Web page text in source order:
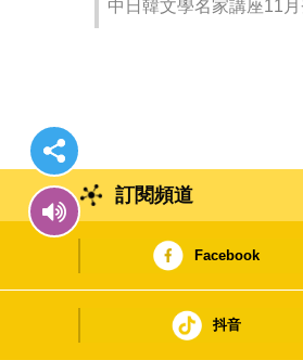
中日韓文學名家講座11
訂閱頻道
Facebook
抖音